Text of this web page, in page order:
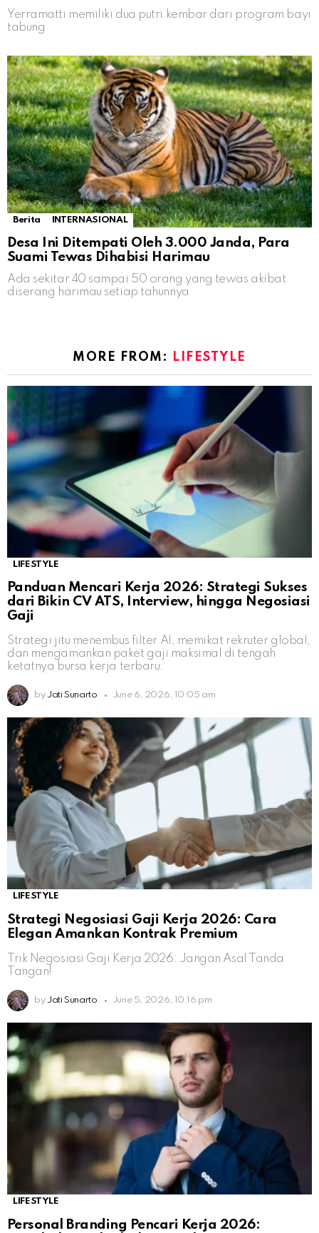
Yerramatti memiliki dua putri kembar dari program bayi
tabung
Berita INTERNASIONAL
Desa Ini Ditempati Oleh 3.000 Janda, Para
Suami Tewas Dihabisi Harimau
Ada sekitar 40 sampai 50 orang yang tewas akibat
diserang harimau setiap tahunnya
MORE FROM: LIFESTYLE
LIFESTYLE
Panduan Mencari Kerja 2026: Strategi Sukses
dari Bikin CV ATS, Interview, hingga Negosiasi
Gaji
Strategi jitu menembus filter AI, memikat rekruter global,
dan mengamankan paket gaji maksimal di tengah
ketatnya bursa kerja terbaru.
by Jati Sunarto June 6, 2026, 10:05 am
LIFESTYLE
Strategi Negosiasi Gaji Kerja 2026: Cara
Elegan Amankan Kontrak Premium
Trik Negosiasi Gaji Kerja 2026: Jangan Asal Tanda
Tangan!
by Jati Sunarto June 5, 2026, 10:16 pm
LIFESTYLE
Personal Branding Pencari Kerja 2026: